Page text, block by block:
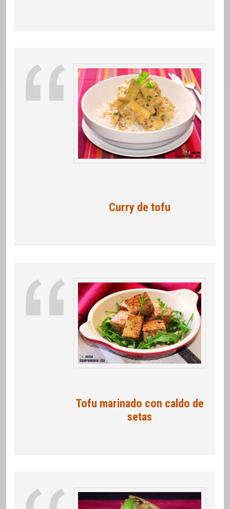
Curry de tofu
Tofu marinado con caldo de
setas